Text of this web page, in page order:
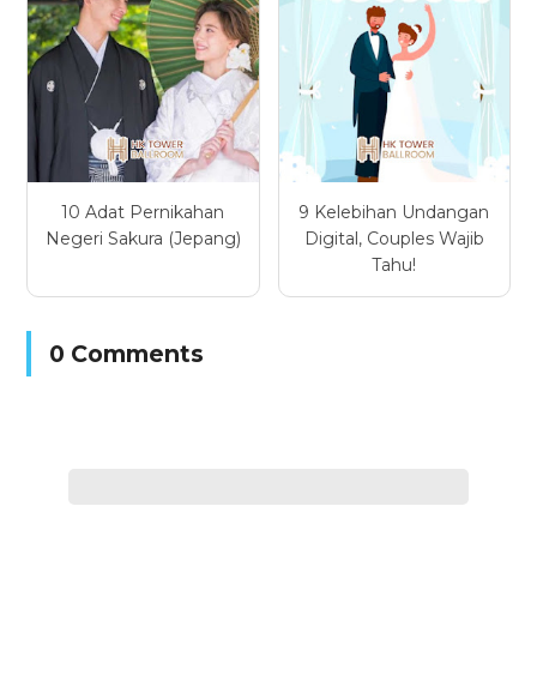
10 Adat Pernikahan
Negeri Sakura (Jepang)
9 Kelebihan Undangan
Digital, Couples Wajib
Tahu!
0 Comments